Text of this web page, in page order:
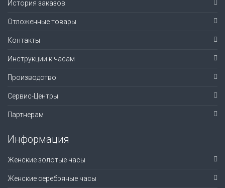
История заказов
Отложенные товары
Контакты
Инструкции к часам
Производство
Сервис-Центры
Партнерам
Информация
Женские золотые часы
Женские серебряные часы